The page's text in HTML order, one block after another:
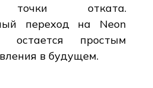
точки отката.
переход на Neon
остается простым
в будущем.